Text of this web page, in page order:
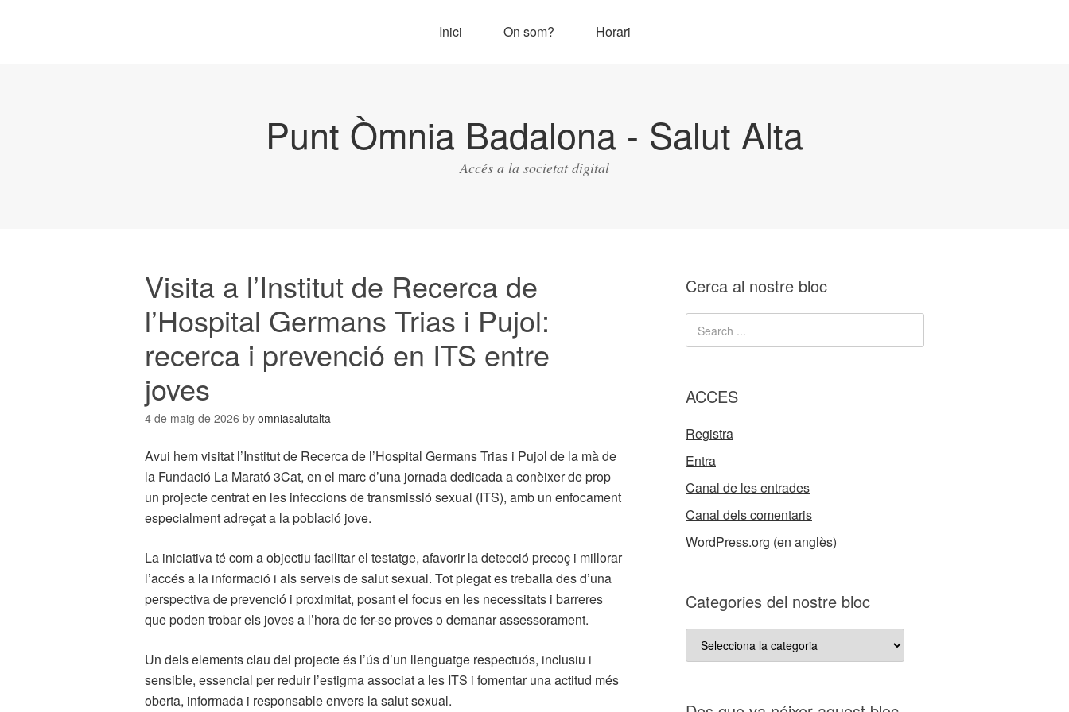
Inici On som? Horari
Punt Òmnia Badalona - Salut Alta
Accés a la societat digital
Visita a l’Institut de Recerca de
l’Hospital Germans Trias i Pujol:
recerca i prevenció en ITS entre
joves
4 de maig de 2026 by omniasalutalta
Avui hem visitat l’Institut de Recerca de l’Hospital Germans Trias i Pujol de la mà de
la Fundació La Marató 3Cat, en el marc d’una jornada dedicada a conèixer de prop
un projecte centrat en les infeccions de transmissió sexual (ITS), amb un enfocament
especialment adreçat a la població jove.
La iniciativa té com a objectiu facilitar el testatge, afavorir la detecció precoç i millorar
l’accés a la informació i als serveis de salut sexual. Tot plegat es treballa des d’una
perspectiva de prevenció i proximitat, posant el focus en les necessitats i barreres
que poden trobar els joves a l’hora de fer-se proves o demanar assessorament.
Un dels elements clau del projecte és l’ús d’un llenguatge respectuós, inclusiu i
sensible, essencial per reduir l’estigma associat a les ITS i fomentar una actitud més
oberta, informada i responsable envers la salut sexual.
Cerca al nostre bloc
ACCES
Registra
Entra
Canal de les entrades
Canal dels comentaris
WordPress.org (en anglès)
Categories del nostre bloc
Categories
del